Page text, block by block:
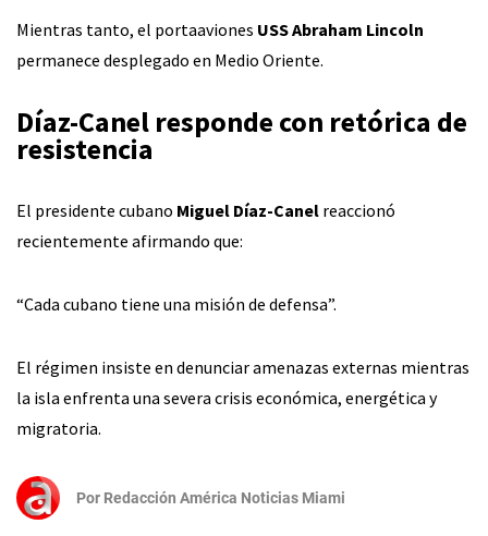
Mientras tanto, el portaaviones USS Abraham Lincoln
permanece desplegado en Medio Oriente.
Díaz-Canel responde con retórica de
resistencia
El presidente cubano Miguel Díaz-Canel reaccionó
recientemente afirmando que:
“Cada cubano tiene una misión de defensa”.
El régimen insiste en denunciar amenazas externas mientras
la isla enfrenta una severa crisis económica, energética y
migratoria.
Por Redacción América Noticias Miami